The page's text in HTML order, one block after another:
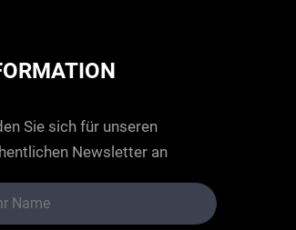
Sie sich für unseren
Newsletter an